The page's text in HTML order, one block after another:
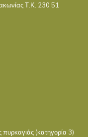
Τ.Κ. 230 51
πυρκαγιάς (κατηγορία 3)